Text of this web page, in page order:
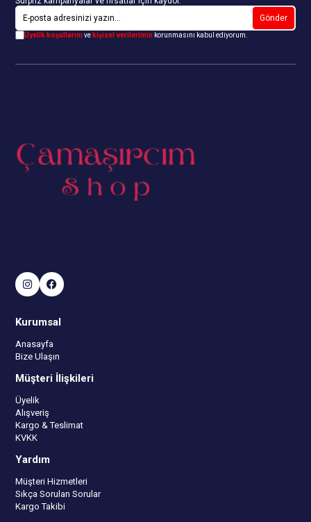
Gönder
Üyelik koşullarınıve kişisel verilerimin korunmasını kabul ediyorum.
Kurumsal
Anasayfa
Bize Ulaşın
Müşteri İlişkileri
Üyelik
Alışveriş
Kargo & Teslimat
KVKK
Yardım
Müşteri Hizmetleri
Sıkça Sorulan Sorular
Kargo Takibi